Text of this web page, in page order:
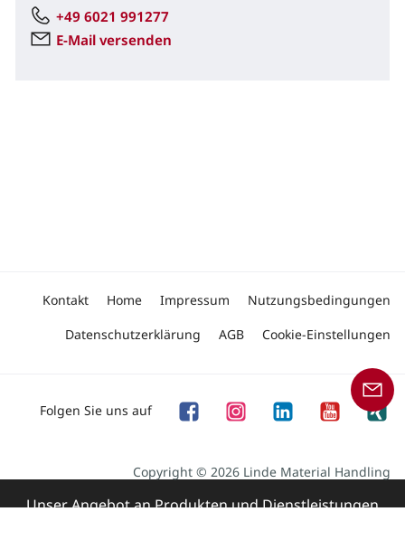
+49 6021 991277
E-Mail versenden
Kontakt Home Impressum
Nutzungsbedingungen
Datenschutzerklärung
AGB Cookie-Einstellungen
Folgen Sie uns auf
Copyright © 2026 Linde Material Handling
Unser Angebot an Produkten und Dienstleistungen